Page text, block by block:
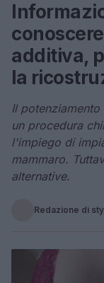
additiva,
la
Il
un procedura
l'impiego di
mammaro.
alternative.
Redazione di